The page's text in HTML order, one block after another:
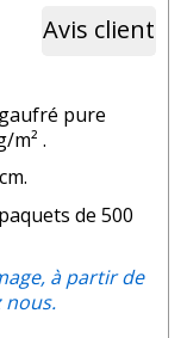
Avis client
pure
m² .
de 500
à partir de
nous.